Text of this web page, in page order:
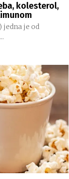
kolesterol,
jedna je od